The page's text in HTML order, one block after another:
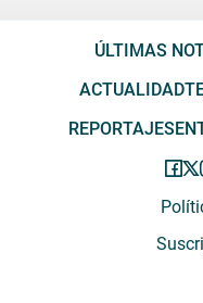
ÚLTIMAS
ACTUALIDAD
REPORTAJES